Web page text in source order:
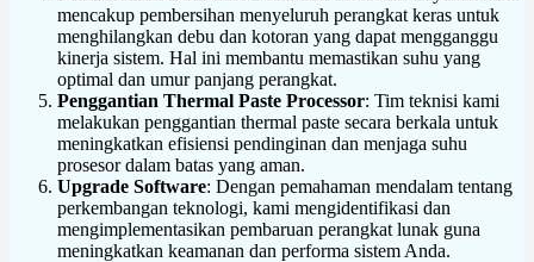
mencakup pembersihan menyeluruh perangkat keras untuk
menghilangkan debu dan kotoran yang dapat mengganggu
kinerja sistem. Hal ini membantu memastikan suhu yang
optimal dan umur panjang perangkat.
Penggantian Thermal Paste Processor: Tim teknisi kami
melakukan penggantian thermal paste secara berkala untuk
meningkatkan efisiensi pendinginan dan menjaga suhu
prosesor dalam batas yang aman.
Upgrade Software: Dengan pemahaman mendalam tentang
perkembangan teknologi, kami mengidentifikasi dan
mengimplementasikan pembaruan perangkat lunak guna
meningkatkan keamanan dan performa sistem Anda.